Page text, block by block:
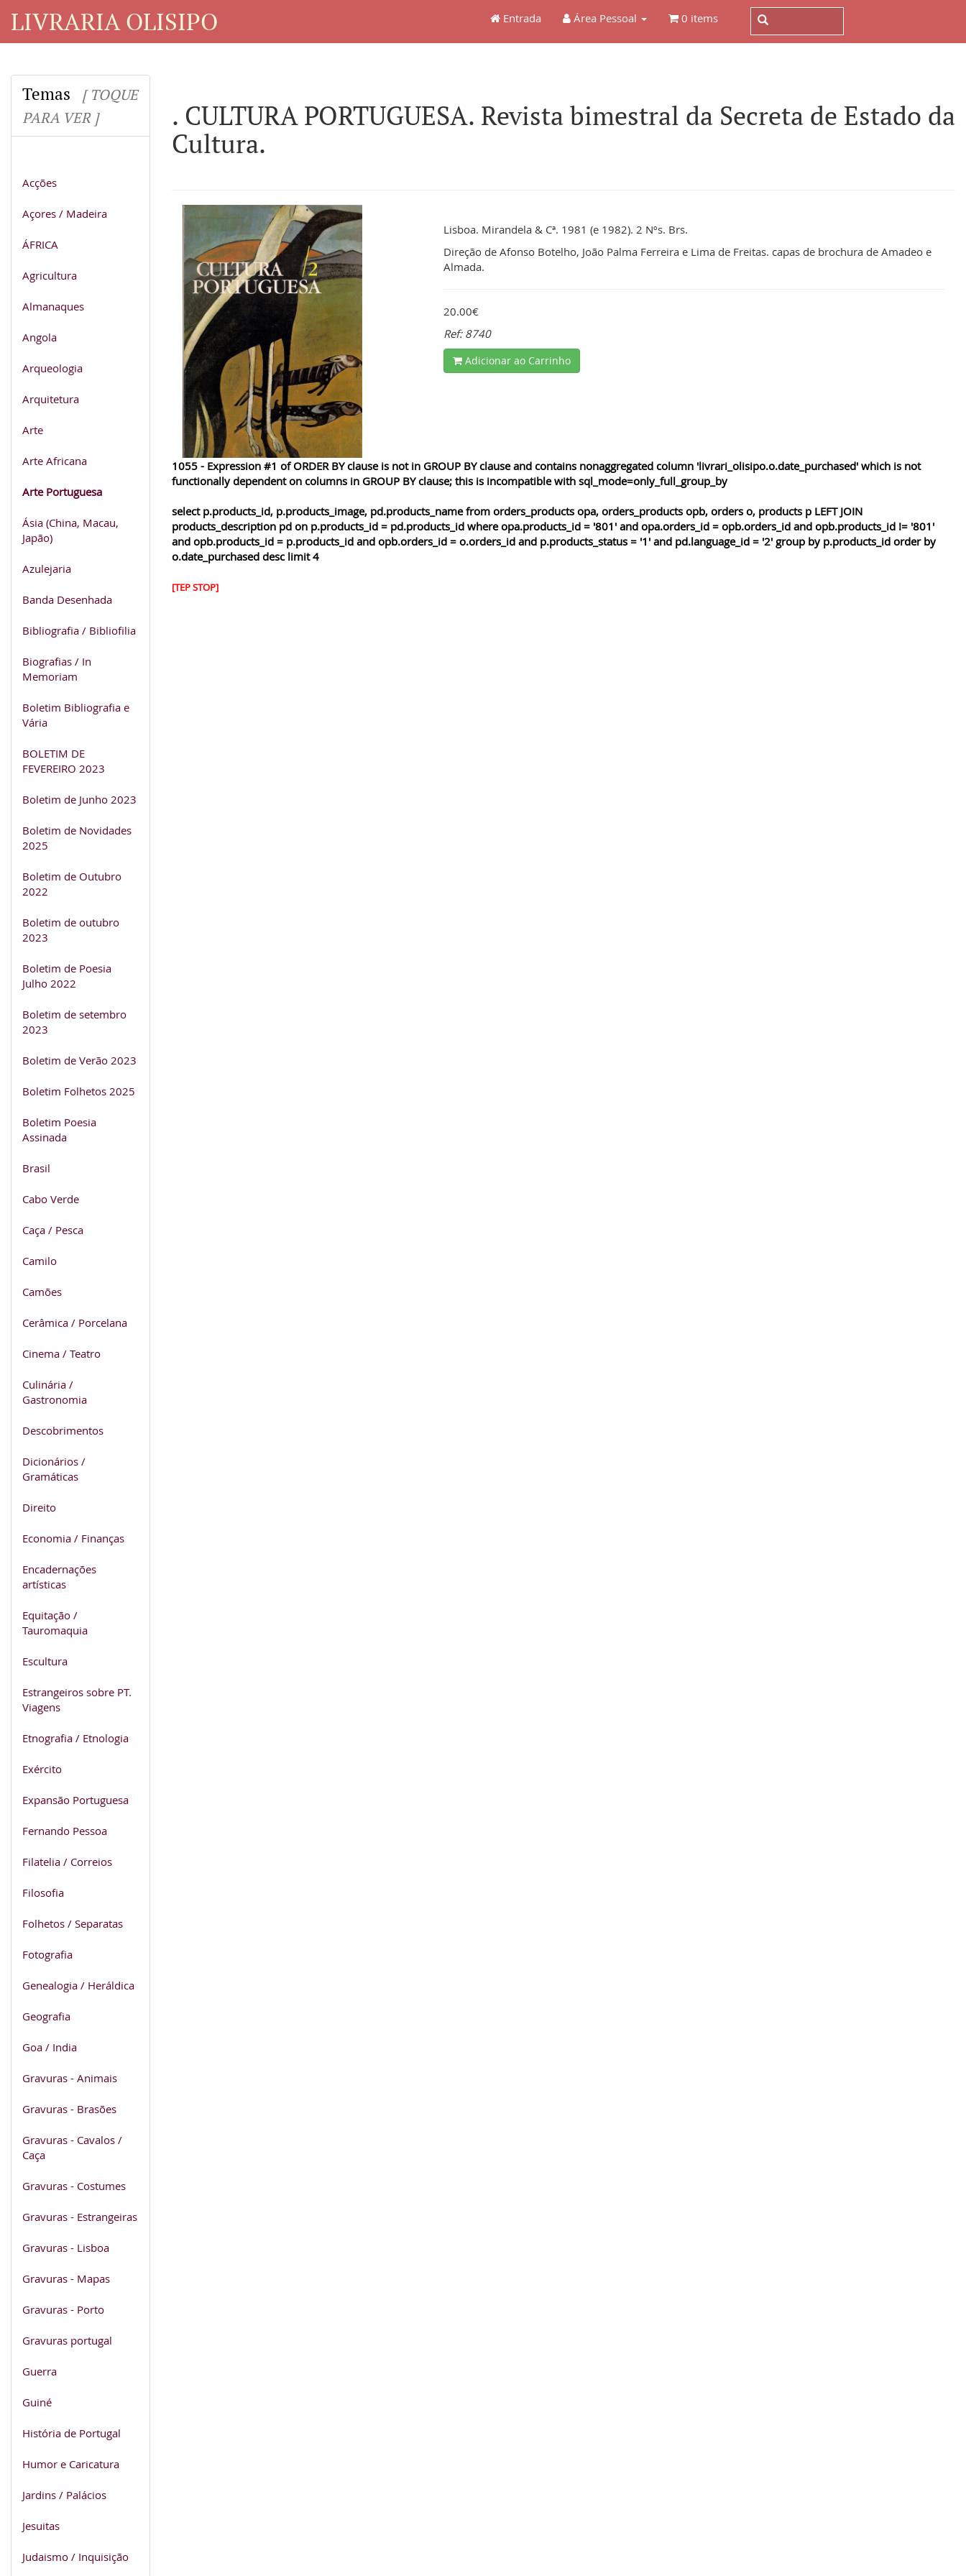
LIVRARIA OLISIPO Entrada Área Pessoal 0 items
Temas
[ TOQUE
PARA VER ]
Acções
Açores / Madeira
ÁFRICA
Agricultura
Almanaques
Angola
Arqueologia
Arquitetura
Arte
Arte Africana
Arte Portuguesa
Ásia (China, Macau,
Japão)
Azulejaria
Banda Desenhada
Bibliografia / Bibliofilia
Biografias / In
Memoriam
Boletim Bibliografia e
Vária
BOLETIM DE
FEVEREIRO 2023
Boletim de Junho 2023
Boletim de Novidades
2025
Boletim de Outubro
2022
Boletim de outubro
2023
Boletim de Poesia
Julho 2022
Boletim de setembro
2023
Boletim de Verão 2023
Boletim Folhetos 2025
Boletim Poesia
Assinada
Brasil
Cabo Verde
Caça / Pesca
Camilo
Camões
Cerâmica / Porcelana
Cinema / Teatro
Culinária /
Gastronomia
Descobrimentos
Dicionários /
Gramáticas
Direito
Economia / Finanças
Encadernações
artísticas
Equitação /
Tauromaquia
Escultura
Estrangeiros sobre PT.
Viagens
Etnografia / Etnologia
Exército
Expansão Portuguesa
Fernando Pessoa
Filatelia / Correios
Filosofia
Folhetos / Separatas
Fotografia
Genealogia / Heráldica
Geografia
Goa / India
Gravuras - Animais
Gravuras - Brasões
Gravuras - Cavalos /
Caça
Gravuras - Costumes
Gravuras - Estrangeiras
Gravuras - Lisboa
Gravuras - Mapas
Gravuras - Porto
Gravuras portugal
Guerra
Guiné
História de Portugal
Humor e Caricatura
Jardins / Palácios
Jesuitas
Judaismo / Inquisição
. CULTURA PORTUGUESA. Revista bimestral da Secreta de Estado da
Cultura.
Lisboa. Mirandela & Cª. 1981 (e 1982). 2 Nºs. Brs.
Direção de Afonso Botelho, João Palma Ferreira e Lima de Freitas. capas de brochura de Amadeo e
Almada.
20.00€
Ref: 8740
Adicionar ao Carrinho
1055 - Expression #1 of ORDER BY clause is not in GROUP BY clause and contains nonaggregated column 'livrari_olisipo.o.date_purchased' which is not
functionally dependent on columns in GROUP BY clause; this is incompatible with sql_mode=only_full_group_by
select p.products_id, p.products_image, pd.products_name from orders_products opa, orders_products opb, orders o, products p LEFT JOIN
products_description pd on p.products_id = pd.products_id where opa.products_id = '801' and opa.orders_id = opb.orders_id and opb.products_id != '801'
and opb.products_id = p.products_id and opb.orders_id = o.orders_id and p.products_status = '1' and pd.language_id = '2' group by p.products_id order by
o.date_purchased desc limit 4
[TEP STOP]